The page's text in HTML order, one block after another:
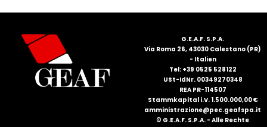
G.E.A.F. S.P.A.
Via Roma 26, 43030 Calestano (PR)
- Italien
Tel: +39 0525 528122
USt-IdNr. 00349270348
REA PR-114507
Stammkapital i.V. 1.500.000,00 €
amministrazione@pec.geafspa.it
© G.E.A.F. S.P.A. - Alle Rechte